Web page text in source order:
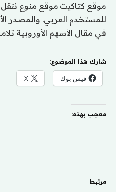
موقع كتاكيت موقع منوع ننقل
للمستخدم العربي. والمصدر
في مقال الأسهم الأوروبية
شارك هذا الموضوع:
فيس بوك X
معجب بهذه:
مرتبط